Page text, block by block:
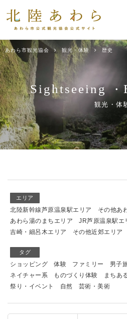
あわら市観光協会 観光・体験 歴史
Sightseeing・
観光・体
エリア
北陸新幹線芦原温泉駅エリア
その他あ
あわら湯のまちエリア
JR芦原温泉駅エ
吉崎・細呂木エリア
その他近郊エリア
タグ
ショッピング 体験 ファミリー 男子
ネイチャー系
ものづくり体験 まちあ
祭り・イベント
自然 芸術・美術